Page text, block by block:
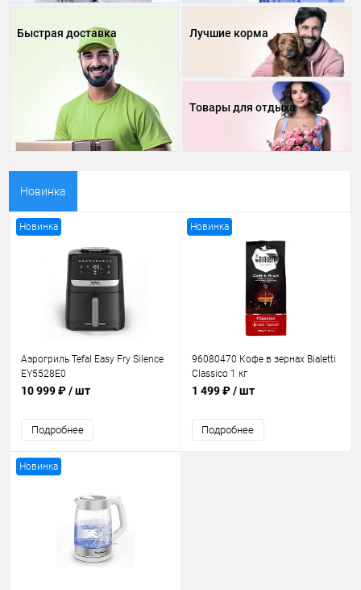
Быстрая доставка Лучшие корма
Товары для отдыха
Новинка
Новинка
Аэрогриль Tefal Easy Fry Silence
EY5528E0
10 999 ₽/ шт
Подробнее
Новинка
96080470 Кофе в зернах Bialetti
Classico 1 кг
1 499 ₽/ шт
Подробнее
Новинка